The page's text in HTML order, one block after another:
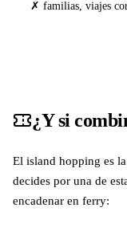
✗ familias, viajes
¿Y si
El island hopping es
decides por una de
encadenar en ferry: